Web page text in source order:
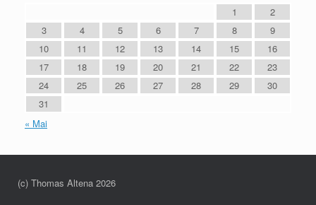
1
2
3
4 5 6 7 8
9
10
11 12 13 14 15
16
17
18 19 20 21 22
23
24
25 26 27 28 29
30
31
« Mai
(c) Thomas Altena 2026